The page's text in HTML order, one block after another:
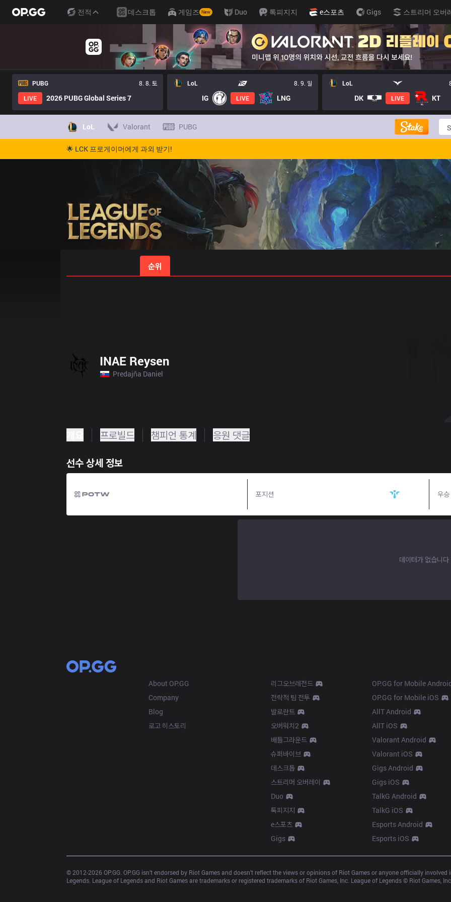
전적 데스크톱 게임즈 New Duo 톡피지지 e스포츠 Gigs 스트리머 오버
PUBG
8. 8. 토
LIVE
2026 PUBG Global Series 7
LoL 8. 9. 일
IG LIVE LNG
LoL
DK LIVE KT
LoL Valorant PUBG
🌟 LCK 프로게이머에게 과외 받기!
순위
INAE Reysen
Predajňa Daniel
프로빌드 챔피언 통계 응원 댓글
선수 상세 정보
포지션 우승
데이터가 없습니다
About OP.GG
Company
Blog
로고 히스토리
리그오브레전드
전략적 팀 전투
발로란트
오버워치2
배틀그라운드
슈퍼바이브
데스크톱
스트리머 오버레이
Duo
톡피지지
e스포츠
Gigs
OP.GG for Mobile
OP.GG for Mobile iOS
AllT Android
AllT iOS
Valorant Android
Valorant iOS
Gigs Android
Gigs iOS
TalkG Android
TalkG iOS
Esports Android
Esports iOS
© 2012-2026 OP.GG. OP.GG isn’t endorsed by Riot Games and doesn’t reflect the views or opinions of Riot Games or anyone officially
Legends. League of Legends and Riot Games are trademarks or registered trademarks of Riot Games, Inc. League of Legends © Riot Games, Inc.